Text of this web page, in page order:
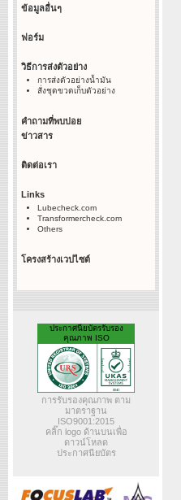
ข้อมูลอื่นๆ
ฟอร์ม
วิธีการส่งตัวอย่าง
การส่งตัวอย่างน้ำมัน
สั่งชุดขวดเก็บตัวอย่าง
คำถามที่พบบ่อย
ข่าวสาร
ติดต่อเรา
Links
Lubecheck.com
Transformercheck.com
Others
โครงสร้างเวปไซต์
ประกาศนียบัตรรับรอง
คุณภาพ ISO
การรับรองคุณภาพ ตาม
มาตราฐาน
ISO9001:2015
คลิ๊ก logo ด้านบนเพื่อ
ดาวน์โหลด
ประกาศนียบัตร